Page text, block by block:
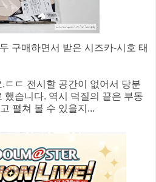
구매하면서 받은 시즈카-시호 태
ㄷㄷ 전시할 공간이 없어서 당분
했습니다. 역시 덕질의 끝은 부동
펼쳐 볼 수 있을지...